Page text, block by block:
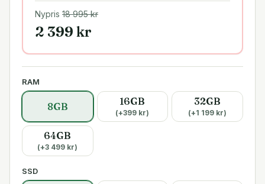
Nypris 18 995kr
2 399 kr
RAM
8GB 16GB
(+399 kr)
32GB
(+1 199 kr)
64GB
(+3 499 kr)
SSD